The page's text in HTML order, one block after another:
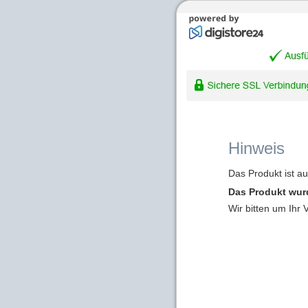
Hinweis
Das Produkt ist
Das Produkt
Wir bitten um Ihr